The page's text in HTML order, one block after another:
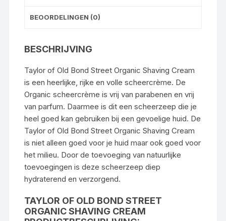
BEOORDELINGEN (0)
BESCHRIJVING
Taylor of Old Bond Street Organic Shaving Cream
is een heerlijke, rijke en volle scheercrème. De
Organic scheercrème is vrij van parabenen en vrij
van parfum. Daarmee is dit een scheerzeep die je
heel goed kan gebruiken bij een gevoelige huid. De
Taylor of Old Bond Street Organic Shaving Cream
is niet alleen goed voor je huid maar ook goed voor
het milieu. Door de toevoeging van natuurlijke
toevoegingen is deze scheerzeep diep
hydraterend en verzorgend.
TAYLOR OF OLD BOND STREET
ORGANIC SHAVING CREAM